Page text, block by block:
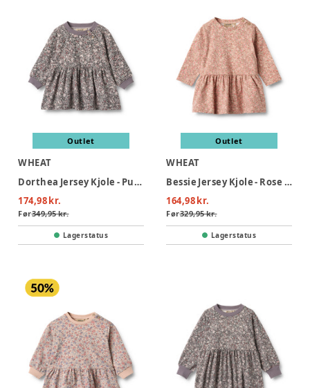
Outlet
WHEAT
Dorthea Jersey Kjole - Purple stone flowers
174,98 kr.
Før349,95 kr.
Lagerstatus
Outlet
WHEAT
Bessie Jersey Kjole - Rose dust flower meadow
164,98 kr.
Før329,95 kr.
Lagerstatus